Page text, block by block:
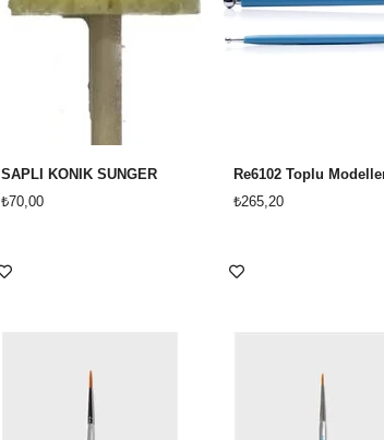
SAPLI KONİK SÜNGER
₺70,00
₺265,20